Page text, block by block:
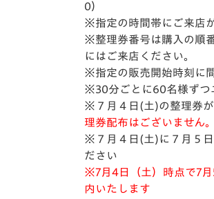
0）
※指定の時間帯にご来店
※整理券番号は購入の順
にはご来店ください。
※指定の販売開始時刻に
※30分ごとに60名様ずつ
※７月４日(土)の整理券が
理券配布はございません
※７月４日(土)に７月５日
ださい
※7月4日（土）時点で7
内いたします